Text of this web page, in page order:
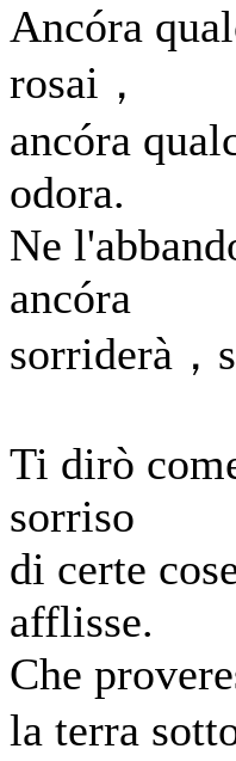
Ancóra
rosai，
ancóra
odora.
Ne
ancóra
sorriderà，
Ti dirò
sorriso
di certe
afflisse.
Che
la terra